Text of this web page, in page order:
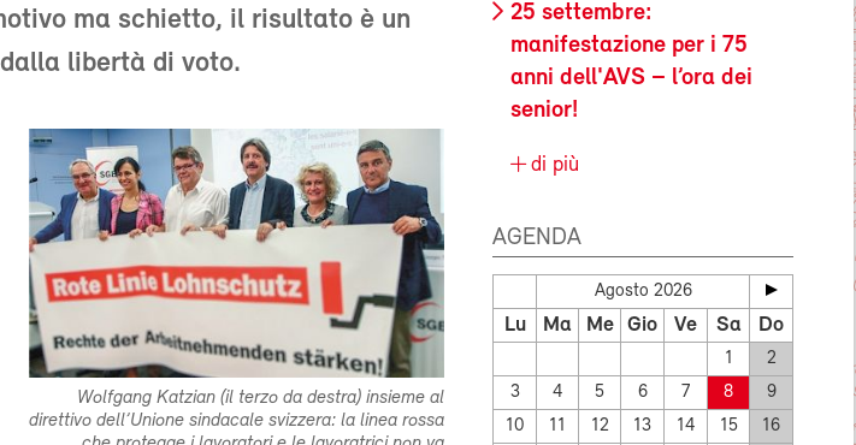
ma schietto, il risultato è un
libertà di voto.
Wolfgang Katzian (il terzo da destra) insieme al
direttivo dell’Unione sindacale svizzera: la linea rossa
25 settembre:
manifestazione per i 75
anni dell'AVS – l’ora dei
senior!
di più
AGENDA
Agosto 2026
Lu Ma Me Gio Ve Sa Do
1
2
3
4 5 6 7 8
9
10
11 12 13 14 15
16